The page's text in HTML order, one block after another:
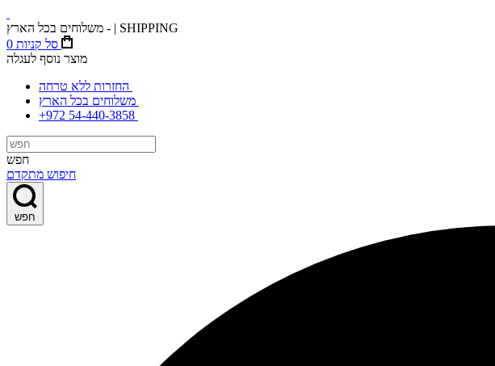
משלוחים בכל הארץ - | SHIPPING
0 סל קניות
מוצר נוסף לעגלה
+972 54-440-3858
חפש
חיפוש מתקדם
חפש